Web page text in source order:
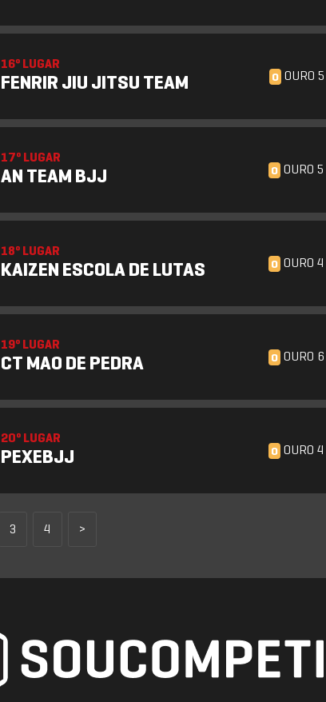
16º LUGAR
FENRIR JIU JITSU TEAM O OURO 5
17º LUGAR
AN TEAM BJJ O OURO 5
18º LUGAR
KAIZEN ESCOLA DE LUTAS O OURO 4
19º LUGAR
CT MAO DE PEDRA O OURO 6
20º LUGAR
PEXEBJJ O OURO 4
3 4 >